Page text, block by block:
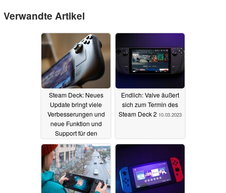
Verwandte Artikel
Steam Deck: Neues
Update bringt viele
Verbesserungen und
neue Funktion und
Support für den
DualSense Edge
16.03.2023
Endlich: Valve äußert
sich zum Termin des
Steam Deck 2 10.03.2023